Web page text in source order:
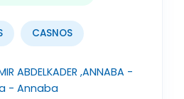
CASNOS
ABDELKADER ,ANNABA -
- Annaba